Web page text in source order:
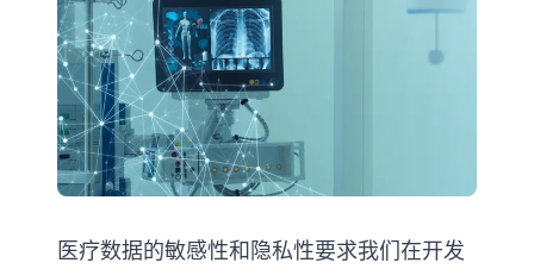
医疗数据的敏感性和隐私性要求我们在开发